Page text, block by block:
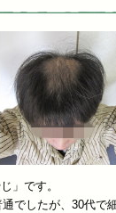
」です。
でしたが、30代で